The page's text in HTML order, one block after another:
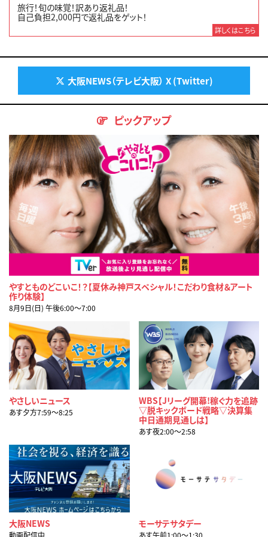
旅行！旬の味覚！訳あり返礼品！
自己負担2,000円で返礼品をゲット！
詳しくはこちら
大阪NEWS（テレビ大阪） X (Twitter)
ピックアップ
やすとものどこいこ！？【夏休み神戸スペシャル！こだわり食材＆アート
作り体験】
8月9日(日) 午後6:00〜7:00
やさしいニュース
あす夕方7:59〜8:25
WBS【Jリーグ開幕!稼ぐ力を追跡
▽脱キックボード戦略▽決算集
中日通期見通しは】
あす夜2:00〜2:58
大阪NEWS
動画配信中
モーサテサタデー
あす午前1:00〜1:30